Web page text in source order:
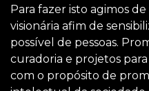
Para fazer isto agimos
visionária afim de
possível de pessoas.
curadoria e projetos
com o propósito de